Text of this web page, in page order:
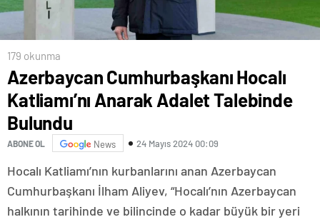
179 okunma
Azerbaycan Cumhurbaşkanı Hocalı
Katliamı’nı Anarak Adalet Talebinde
Bulundu
ABONE OL News 24 Mayıs 2024 00:09
Hocalı Katliamı’nın kurbanlarını anan Azerbaycan
Cumhurbaşkanı İlham Aliyev, “Hocalı’nın Azerbaycan
halkının tarihinde ve bilincinde o kadar büyük bir yeri